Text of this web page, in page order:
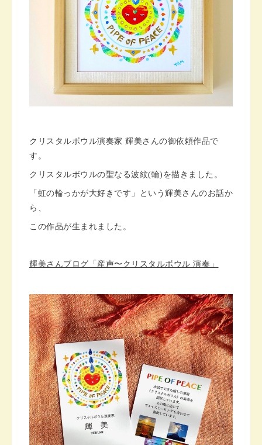
クリスタルボウル演奏家 輝美さんの御依頼作品で
す。
クリスタルボウルの聖なる波紋(輪)を描きました。
「虹の輪っかが大好きです」という輝美さんのお話か
ら、
この作品が生まれました。
輝美さんブログ「産声〜クリスタルボウル 演奏」